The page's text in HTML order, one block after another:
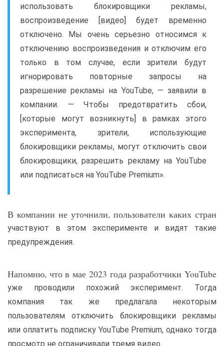
использовать блокировщики рекламы,
воспроизведение [видео] будет временно
отключено. Мы очень серьезно относимся к
отключению воспроизведения и отключим его
только в том случае, если зрители будут
игнорировать повторные запросы на
разрешение рекламы на YouTube, — заявили в
компании. — Чтобы предотвратить сбои,
[которые могут возникнуть] в рамках этого
эксперимента, зрители, использующие
блокировщики рекламы, могут отключить свои
блокировщики, разрешить рекламу на YouTube
или подписаться на YouTube Premium».
В компании не уточнили, пользователи каких стран
участвуют в этом эксперименте и видят такие
предупреждения.
Напомню, что в мае 2023 года разработчики YouTube
уже проводили похожий эксперимент. Тогда
компания так же предлагала некоторым
пользователям отключить блокировщики рекламы
или оплатить подписку YouTube Premium, однако тогда
просмотр не ограничивали тремя видео.